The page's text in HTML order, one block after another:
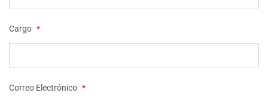
Cargo *
Correo Electrónico *